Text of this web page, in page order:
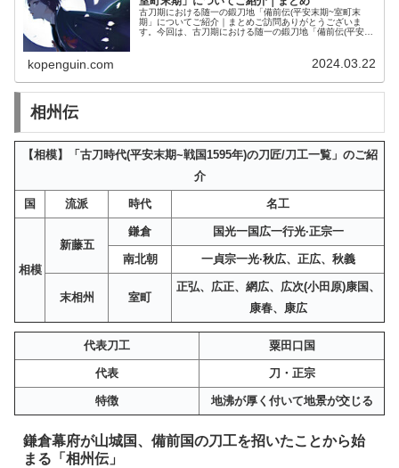
古刀期における随一の鍛刀地「備前伝(平安末期~室町末
期」についてご紹介｜まとめご訪問ありがとうございま
す。今回は、古刀期における随一の鍛刀地「備前伝(平安末
kopenguin.com 2024.03.22
相州伝
【相模】「古刀時代(平安末期~戦国1595年)の刀匠/刀工一覧」のご紹
介
国 流派 時代 名工
相模
新藤五
鎌倉 国光一国広一行光·正宗一
南北朝 一貞宗一光·秋広、正広、秋義
末相州 室町
正弘、広正、網広、広次(小田原)康国、
康春、康広
代表刀工 粟田口国
代表 刀・正宗
特徴 地沸が厚く付いて地景が交じる
鎌倉幕府が山城国、備前国の刀工を招いたことから始
まる「相州伝」